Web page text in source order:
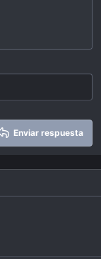
Enviar respuesta